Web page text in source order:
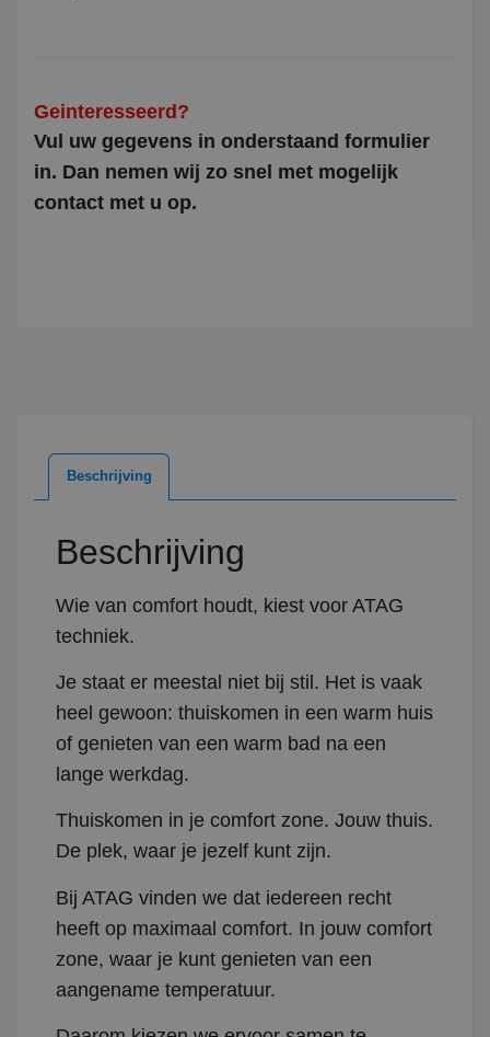
Geinteresseerd?
Vul uw gegevens in onderstaand formulier
in. Dan nemen wij zo snel met mogelijk
contact met u op.
Beschrijving
Beschrijving
Wie van comfort houdt, kiest voor ATAG
techniek.
Je staat er meestal niet bij stil. Het is vaak
heel gewoon: thuiskomen in een warm huis
of genieten van een warm bad na een
lange werkdag.
Thuiskomen in je comfort zone. Jouw thuis.
De plek, waar je jezelf kunt zijn.
Bij ATAG vinden we dat iedereen recht
heeft op maximaal comfort. In jouw comfort
zone, waar je kunt genieten van een
aangename temperatuur.